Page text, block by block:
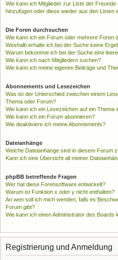
Wie kann ich Mitglieder zur Liste der
hinzufügen oder diese wieder aus den Listen
Die Foren durchsuchen
Wie kann ich ein Forum oder mehrere Foren
Weshalb erhalte ich bei der Suche keine
Warum bekomme ich bei der Suche eine
Wie kann ich nach Mitgliedern suchen?
Wie kann ich meine eigenen Beiträge und
Abonnements und Lesezeichen
Was ist der Unterschied zwischen einem
Thema oder Forum?
Wie kann ich ein Lesezeichen auf ein Thema
Wie kann ich ein Forum abonnieren?
Wie deaktiviere ich meine Abonnements?
Dateianhänge
Welche Dateianhänge sind in diesem Forum
Kann ich eine Übersicht all meiner
phpBB betreffende Fragen
Wer hat diese Forensoftware entwickelt?
Warum ist Funktion x oder y nicht enthalten?
An wen soll ich mich wenden, falls es
Forum gibt?
Wie kann ich einen Administrator des Boards
Registrierung und Anmeldung